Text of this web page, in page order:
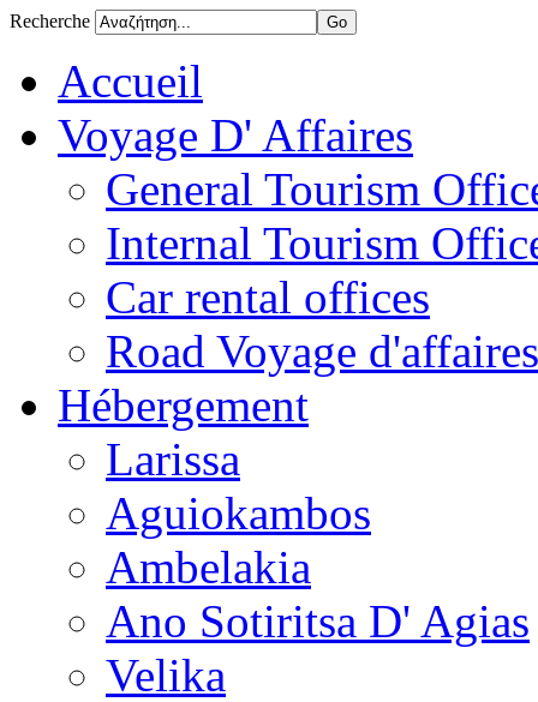
Recherche
Accueil
Voyage D' Affaires
General Tourism
Internal Tourism
Car rental offices
Road Voyage
Hébergement
Larissa
Aguiokambos
Ambelakia
Ano Sotiritsa D' Agias
Velika